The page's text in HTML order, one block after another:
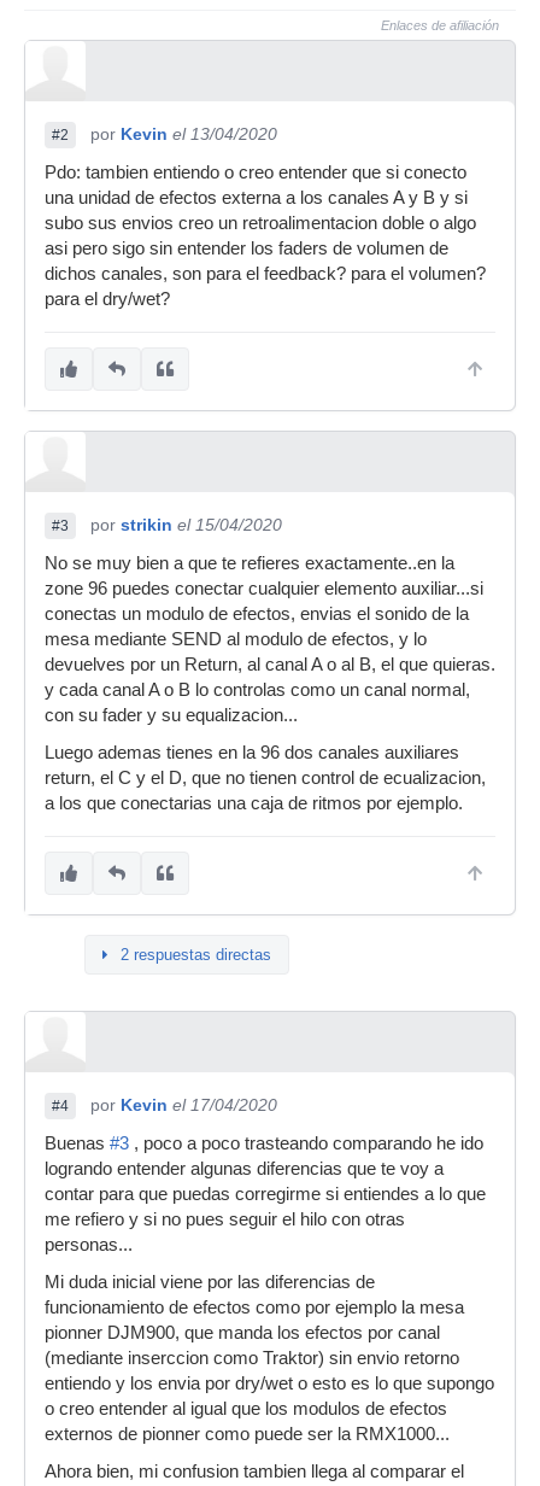
Enlaces de afiliación
#2 por Kevin el 13/04/2020
Pdo: tambien entiendo o creo entender que si conecto
una unidad de efectos externa a los canales A y B y si
subo sus envios creo un retroalimentacion doble o algo
asi pero sigo sin entender los faders de volumen de
dichos canales, son para el feedback? para el volumen?
para el dry/wet?
#3 por strikin el 15/04/2020
No se muy bien a que te refieres exactamente..en la
zone 96 puedes conectar cualquier elemento auxiliar...si
conectas un modulo de efectos, envias el sonido de la
mesa mediante SEND al modulo de efectos, y lo
devuelves por un Return, al canal A o al B, el que quieras.
y cada canal A o B lo controlas como un canal normal,
con su fader y su equalizacion...
Luego ademas tienes en la 96 dos canales auxiliares
return, el C y el D, que no tienen control de ecualizacion,
a los que conectarias una caja de ritmos por ejemplo.
2 respuestas directas
#4 por Kevin el 17/04/2020
Buenas #3 , poco a poco trasteando comparando he ido
logrando entender algunas diferencias que te voy a
contar para que puedas corregirme si entiendes a lo que
me refiero y si no pues seguir el hilo con otras
personas...
Mi duda inicial viene por las diferencias de
funcionamiento de efectos como por ejemplo la mesa
pionner DJM900, que manda los efectos por canal
(mediante inserccion como Traktor) sin envio retorno
entiendo y los envia por dry/wet o esto es lo que supongo
o creo entender al igual que los modulos de efectos
externos de pionner como puede ser la RMX1000...
Ahora bien, mi confusion tambien llega al comparar el